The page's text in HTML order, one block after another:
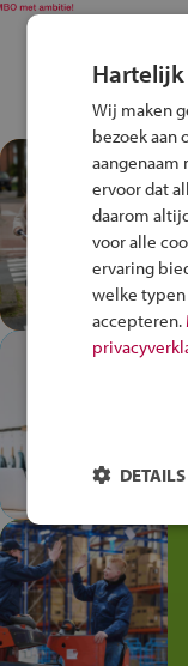
Hartelijk
Wij maken
bezoek aan
aangenaam
ervoor dat
daarom
voor alle
ervaring
welke
accepteren.